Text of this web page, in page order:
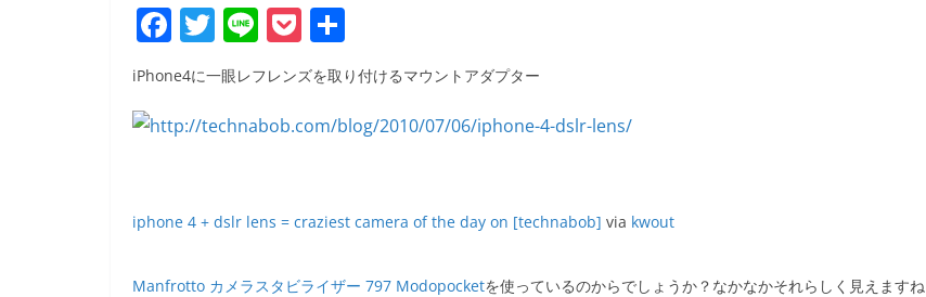
F
a
c
e
o
T
w
itt
er
Li
n
e
P
o
ck
et
有
iPhone4に一眼レフレンズを取り付けるマウントアダプター
iphone 4 + dslr lens = craziest camera of the day on [technabob] via kwout
Manfrotto カメラスタビライザー 797 Modopocketを使っているのからでしょうか？なかなかそれらしく見えますね